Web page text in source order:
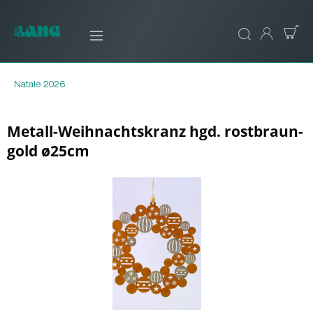
Natale 2026
Metall-Weihnachtskranz hgd. rostbraun-
gold ø25cm